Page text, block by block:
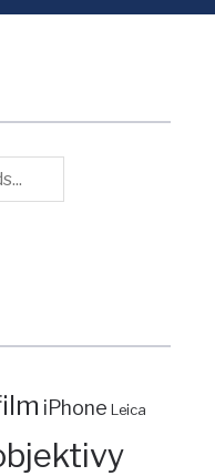
iPhone Leica